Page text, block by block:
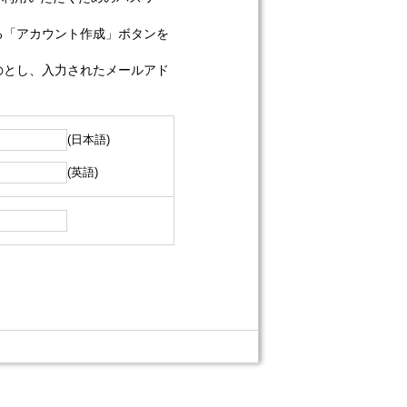
アカウント作成」ボタンを
し、入力されたメールアド
(日本語)
(英語)